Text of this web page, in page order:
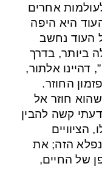
אחרים
היא היפה
העוד נחשב
ביותר, בדרך
דהיינו אלתור,
החוזר.
שהוא חוזר אל
קשה להבין
הציוויים
הזה; את
של החיים,